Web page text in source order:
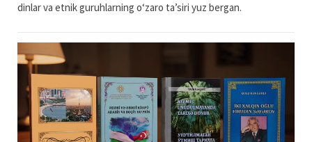
dinlar va etnik guruhlarning o‘zaro ta’siri yuz bergan.